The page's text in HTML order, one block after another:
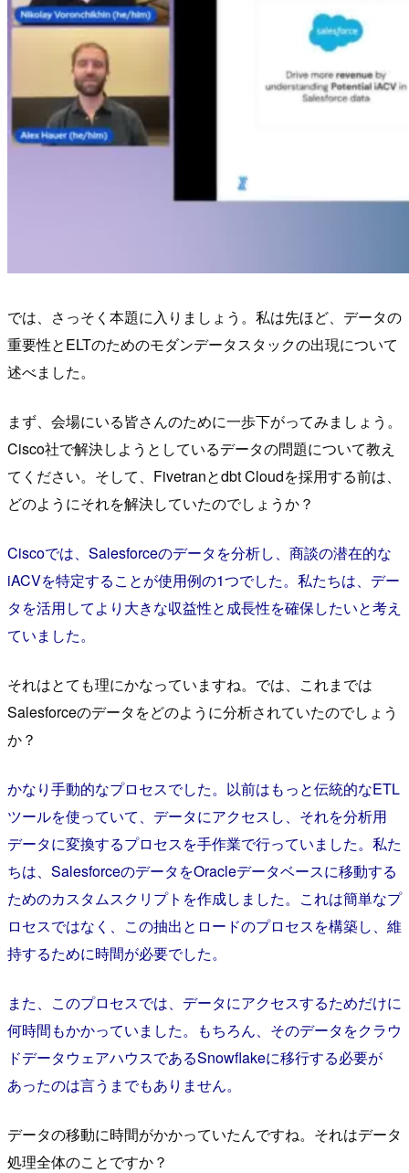
では、さっそく本題に入りましょう。私は先ほど、データの
重要性とELTのためのモダンデータスタックの出現について
述べました。
まず、会場にいる皆さんのために一歩下がってみましょう。
Cisco社で解決しようとしているデータの問題について教え
てください。そして、Fivetranとdbt Cloudを採用する前は、
どのようにそれを解決していたのでしょうか？
Ciscoでは、Salesforceのデータを分析し、商談の潜在的な
iACVを特定することが使用例の1つでした。私たちは、デー
タを活用してより大きな収益性と成長性を確保したいと考え
ていました。
それはとても理にかなっていますね。では、これまでは
Salesforceのデータをどのように分析されていたのでしょう
か？
かなり手動的なプロセスでした。以前はもっと伝統的なETL
ツールを使っていて、データにアクセスし、それを分析用
データに変換するプロセスを手作業で行っていました。私た
ちは、SalesforceのデータをOracleデータベースに移動する
ためのカスタムスクリプトを作成しました。これは簡単なプ
ロセスではなく、この抽出とロードのプロセスを構築し、維
持するために時間が必要でした。
また、このプロセスでは、データにアクセスするためだけに
何時間もかかっていました。もちろん、そのデータをクラウ
ドデータウェアハウスであるSnowflakeに移行する必要が
あったのは言うまでもありません。
データの移動に時間がかかっていたんですね。それはデータ
処理全体のことですか？